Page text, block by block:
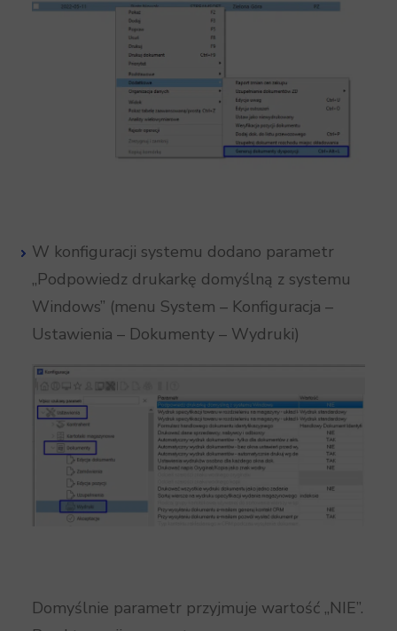
W konfiguracji systemu dodano parametr
„Podpowiedz drukarkę domyślną z systemu
Windows” (menu System – Konfiguracja –
Ustawienia – Dokumenty – Wydruki)
Domyślnie parametr przyjmuje wartość „NIE”.